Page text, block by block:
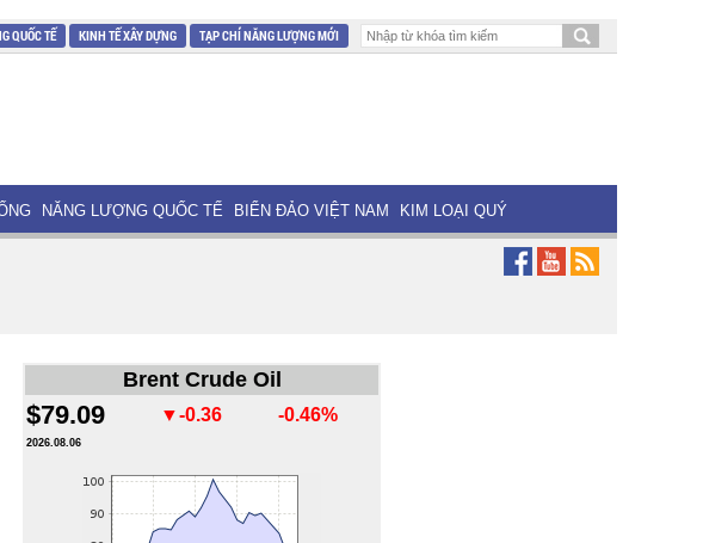
QUỐC TẾ KINH TẾ XÂY DỰNG TẠP CHÍ NĂNG LƯỢNG MỚI
NĂNG LƯỢNG QUỐC TẾ BIỂN ĐẢO VIỆT NAM KIM LOẠI QUÝ
Brent Crude Oil
$79.09 ▼-0.36 -0.46%
2026.08.06